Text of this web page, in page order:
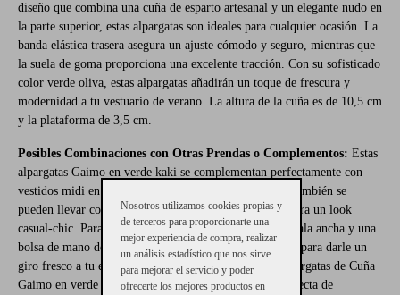
diseño que combina una cuña de esparto artesanal y un elegante nudo en
la parte superior, estas alpargatas son ideales para cualquier ocasión. La
banda elástica trasera asegura un ajuste cómodo y seguro, mientras que
la suela de goma proporciona una excelente tracción. Con su sofisticado
color verde oliva, estas alpargatas añadirán un toque de frescura y
modernidad a tu vestuario de verano. La altura de la cuña es de 10,5 cm
y la plataforma de 3,5 cm.
Posibles Combinaciones con Otras Prendas o Complementos: Estas
alpargatas Gaimo en verde kaki se complementan perfectamente con
vestidos midi en tonos neutros o estampados florales. También se
pueden llevar con faldas de mezclilla y blusas ligeras para un look
casual-chic. Para un toque final, añade un sombrero de ala ancha y una
bolsa de mano de materiales naturales. ¡No esperes más para darle un
giro fresco a tu estilo veraniego! Compra ahora las Alpargatas de Cuña
Gaimo en verde oliva y disfruta de la combinación perfecta de
Nosotros utilizamos cookies propias y
de terceros para proporcionarte una
mejor experiencia de compra, realizar
un análisis estadístico que nos sirve
para mejorar el servicio y poder
ofrecerte los mejores productos en